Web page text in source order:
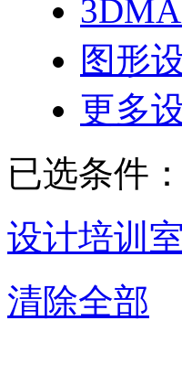
图形
更多
已选条件：
设计培训
清除全部